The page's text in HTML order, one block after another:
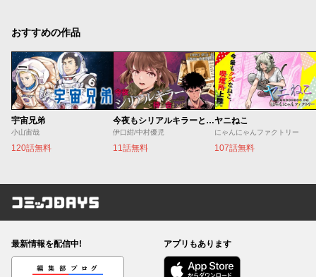
おすすめの作品
宇宙兄弟
小山宙哉
120話無料
今夜もシリアルキラーと待ち合わせ
伊口紺/中村優児
11話無料
ヤニねこ
にゃんにゃんファクトリー
107話無料
コミックDAYS
最新情報を配信中!
編集部ブログ
アプリもあります